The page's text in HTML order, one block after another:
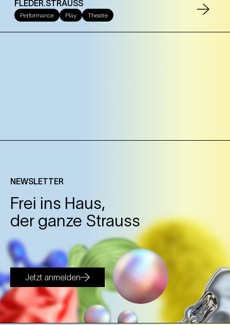
FLEDER.STRAUSS
Performance Play Theatre
NEWSLETTER
Frei ins Haus,
der ganze Strauss
Jetzt anmelden